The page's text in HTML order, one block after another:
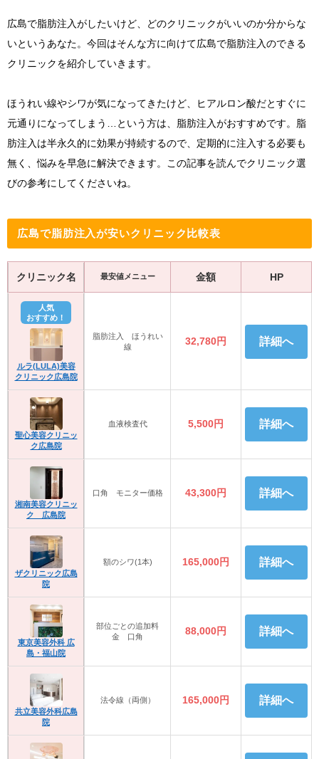
広島で脂肪注入がしたいけど、どのクリニックがいいのか分からな
いというあなた。今回はそんな方に向けて広島で脂肪注入のできる
クリニックを紹介していきます。
ほうれい線やシワが気になってきたけど、ヒアルロン酸だとすぐに
元通りになってしまう …という方は、脂肪注入がおすすめです。脂
肪注入は半永久的に効果が持続するので、定期的に注入する必要も
無く、悩みを早急に解決できます。この記事を読んでクリニック選
びの参考にしてくださいね。
広島で脂肪注入が安いクリニック比較表
クリニック名 最安値メニュー 金額 HP
人気
おすすめ！
ルラ(LULA)美容
クリニック広島院
脂肪注入 ほうれい
線
32,780円 詳細へ
聖心美容クリニッ
ク広島院
血液検査代 5,500円 詳細へ
湘南美容クリニッ
ク 広島院
口角 モニター価格 43,300円 詳細へ
ザクリニック広島
院
額のシワ(1本) 165,000円 詳細へ
東京美容外科 広
島・福山院
部位ごとの追加料
金 口角
88,000円 詳細へ
共立美容外科広島
院
法令線（両側） 165,000円 詳細へ